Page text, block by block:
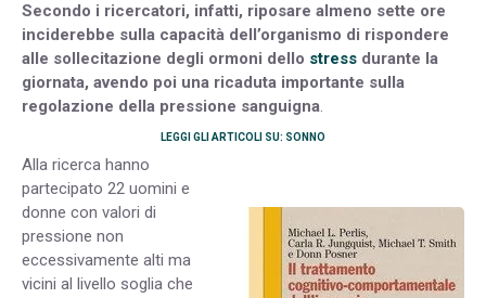
Secondo i ricercatori, infatti, riposare almeno sette ore
inciderebbe sulla capacità dell’organismo di rispondere
alle sollecitazione degli ormoni dello stress durante la
giornata, avendo poi una ricaduta importante sulla
regolazione della pressione sanguigna.
LEGGI GLI ARTICOLI SU: SONNO
Alla ricerca hanno
partecipato 22 uomini e
donne con valori di
pressione non
eccessivamente alti ma
vicini al livello soglia che